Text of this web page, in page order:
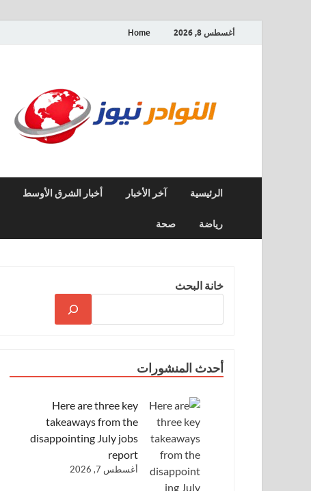
أغسطس 8, 2026 Home
الرئيسية آخر الأخبار أخبار الشرق الأوسط
رياضة صحة
خانة البحث
أحدث المنشورات
Here are three key
takeaways from the
disappointing July jobs
report
أغسطس 7, 2026